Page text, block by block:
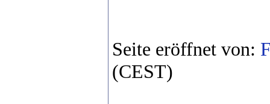
Seite eröffnet von:
(CEST)